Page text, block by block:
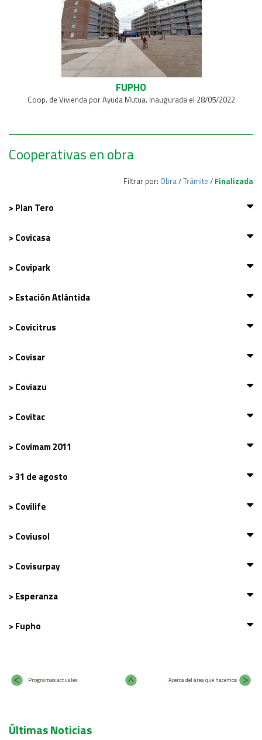
FUPHO
Coop. de Vivienda por Ayuda Mutua. Inaugurada el 28/05/2022
Cooperativas en obra
Filtrar por: Obra/Trámite / Finalizada
> Plan Tero
> Covicasa
> Covipark
> Estación Atlántida
> Covicitrus
> Covisar
> Coviazu
> Covitac
> Covimam 2011
> 31 de agosto
> Covilife
> Coviusol
> Covisurpay
> Esperanza
> Fupho
Programas actuales Acerca del área que hacemos
Últimas Noticias